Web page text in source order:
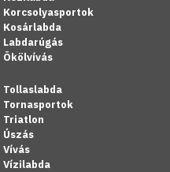
Korcsolyasportok
Kosárlabda
Labdarúgás
Ökölvívás
Tollaslabda
Tornasportok
Triatlon
Úszás
Vívás
Vízilabda